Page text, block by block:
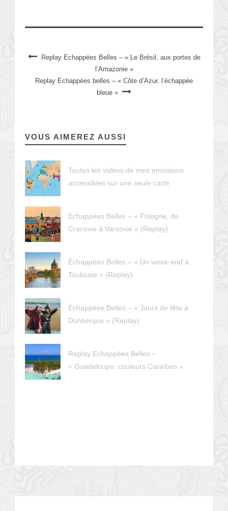
Replay Echappées Belles – « Le Brésil, aux portes de
l’Amazonie »
Replay Echappées belles – « Côte d’Azur, l’échappée
bleue »
VOUS AIMEREZ AUSSI
Toutes les vidéos de mes emissions
accessibles sur une seule carte
Echappées Belles – « Pologne, de
Cracovie à Varsovie » (Replay)
Échappées Belles – « Un week-end à
Toulouse » (Replay)
Échappées Belles – « Jours de fête à
Dunkerque » (Replay)
Replay Echappées Belles –
« Guadeloupe, couleurs Caraïbes »